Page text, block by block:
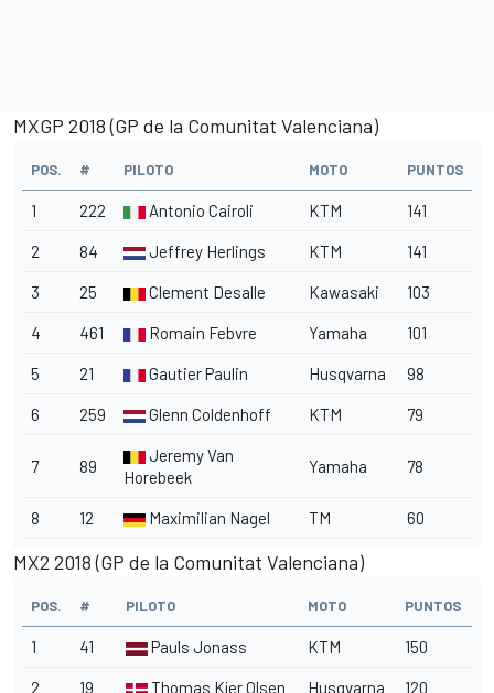
MXGP 2018 (GP de la Comunitat Valenciana)
POS. # PILOTO MOTO PUNTOS
1 222 Antonio Cairoli KTM 141
2 84 Jeffrey Herlings KTM 141
3 25 Clement Desalle Kawasaki 103
4 461 Romain Febvre Yamaha 101
5 21 Gautier Paulin Husqvarna 98
6 259 Glenn Coldenhoff KTM 79
7 89
Jeremy Van
Horebeek
Yamaha 78
8 12 Maximilian Nagel TM 60
MX2 2018 (GP de la Comunitat Valenciana)
POS. # PILOTO MOTO PUNTOS
1 41 Pauls Jonass KTM 150
2 19 Thomas Kjer Olsen Husqvarna 120